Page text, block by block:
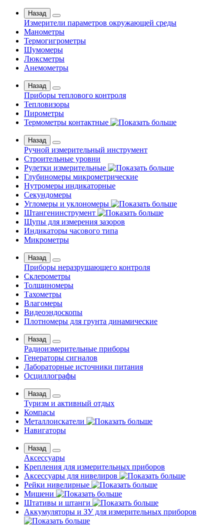
Назад
Измерители параметров окружающей среды
Манометры
Термогигрометры
Шумомеры
Люксметры
Анемометры
Назад
Приборы теплового контроля
Тепловизоры
Пирометры
Термометры контактные
Назад
Ручной измерительный инструмент
Строительные уровни
Рулетки измерительные
Глубиномеры микрометрические
Нутромеры индикаторные
Секундомеры
Угломеры и уклономеры
Штангенинструмент
Щупы для измерения зазоров
Индикаторы часового типа
Микрометры
Назад
Приборы неразрушающего контроля
Склерометры
Толщиномеры
Тахометры
Влагомеры
Видеоэндоскопы
Плотномеры для грунта динамические
Назад
Радиоизмерительные приборы
Генераторы сигналов
Лабораторные источники питания
Осциллографы
Назад
Туризм и активный отдых
Компасы
Металлоискатели
Навигаторы
Назад
Аксессуары
Крепления для измерительных приборов
Аксессуары для нивелиров
Рейки нивелирные
Мишени
Штативы и штанги
Аккумуляторы и ЗУ для измерительных приборов